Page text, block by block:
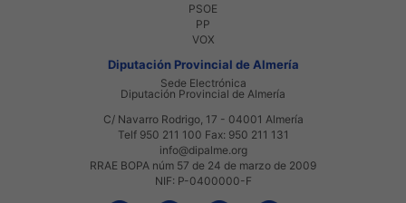
PSOE
PP
VOX
Diputación Provincial de Almería
Sede Electrónica
Diputación Provincial de Almería
C/ Navarro Rodrigo, 17 - 04001 Almería
Telf 950 211 100 Fax: 950 211 131
info@dipalme.org
RRAE BOPA núm 57 de 24 de marzo de 2009
NIF: P-0400000-F